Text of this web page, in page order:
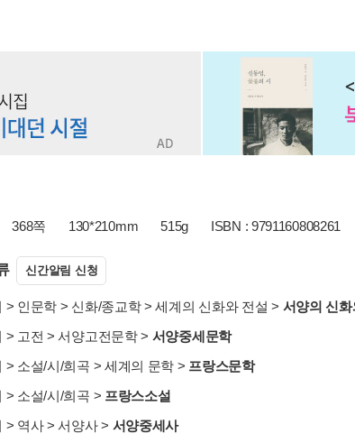
368쪽 130*210mm 515g ISBN : 9791160808261
신간알림 신청
> 인문학 > 신화/종교학>세계의 신화와 전설 > 서양의 신화
> 고전 >서양고전문학> 서양중세문학
> 소설/시/희곡 > 세계의 문학 > 프랑스문학
> 소설/시/희곡 > 프랑스소설
> 역사>서양사> 서양중세사